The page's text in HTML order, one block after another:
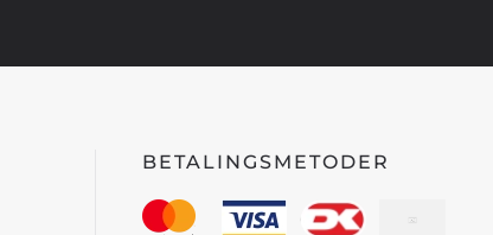
BETALINGSMETODER